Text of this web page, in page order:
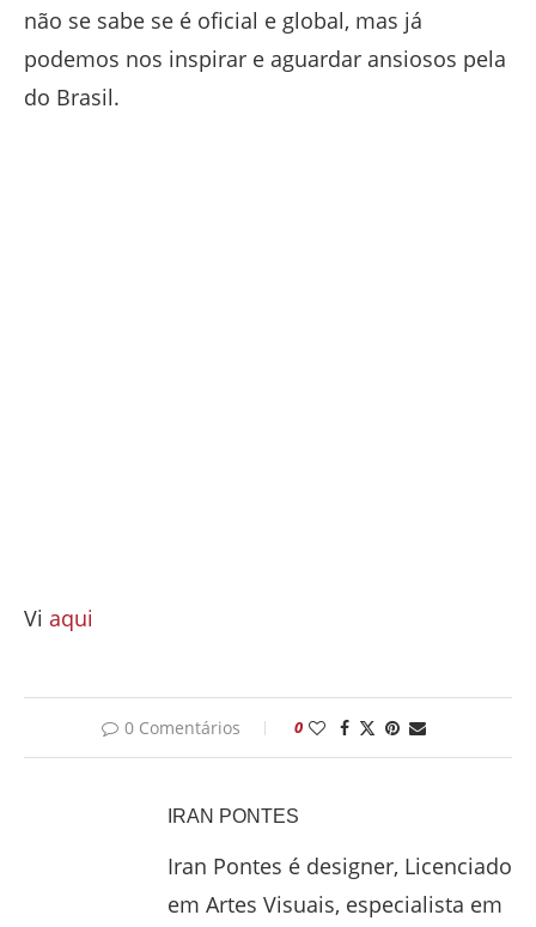
não se sabe se é oficial e global, mas já
podemos nos inspirar e aguardar ansiosos pela
do Brasil.
Vi aqui
0 Comentários 0
IRAN PONTES
Iran Pontes é designer, Licenciado
em Artes Visuais, especialista em